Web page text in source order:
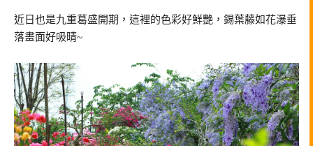
近日也是九重葛盛開期，這裡的色彩好鮮艷，錫葉藤如花瀑垂
落畫面好吸晴~